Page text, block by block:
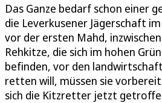
Das Ganze bedarf schon einer
die Leverkusener Jägerschaft
vor der ersten Mahd,
Rehkitze, die sich im hohen
befinden, vor den
retten will, müssen sie
sich die Kitzretter jetzt